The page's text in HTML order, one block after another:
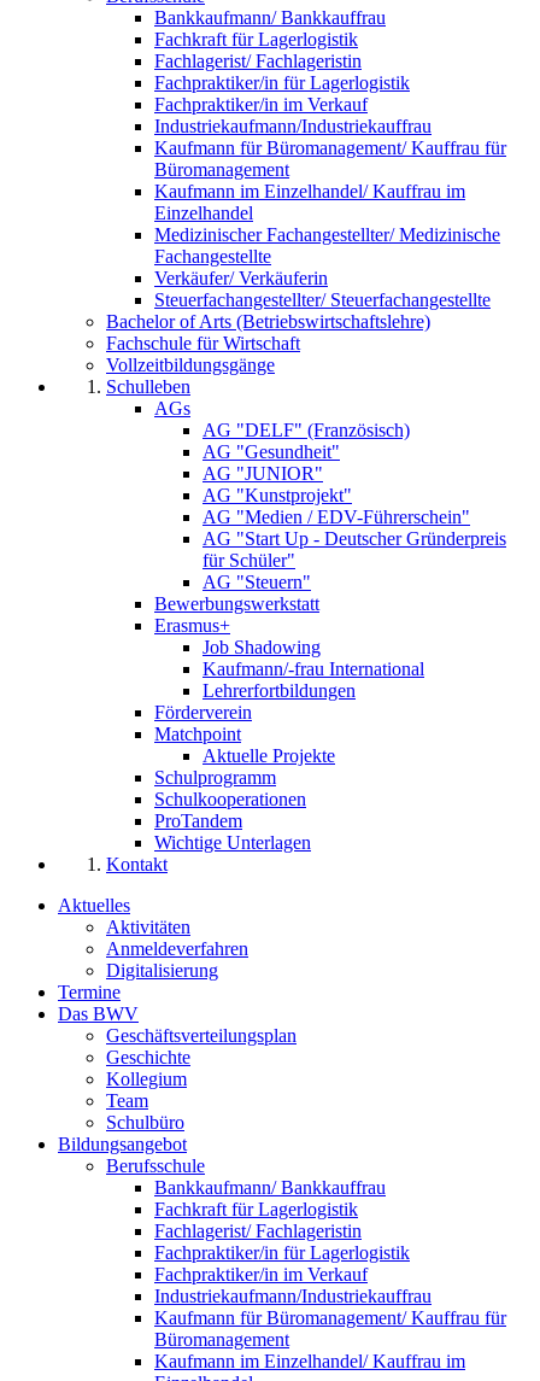
Bankkaufmann/ Bankkauffrau
Fachkraft für Lagerlogistik
Fachlagerist/ Fachlageristin
Fachpraktiker/in für Lagerlogistik
Fachpraktiker/in im Verkauf
Industriekaufmann/Industriekauffrau
Kaufmann für Büromanagement/ Kauffrau für
Büromanagement
Kaufmann im Einzelhandel/ Kauffrau im
Einzelhandel
Medizinischer Fachangestellter/ Medizinische
Fachangestellte
Verkäufer/ Verkäuferin
Steuerfachangestellter/ Steuerfachangestellte
Bachelor of Arts (Betriebswirtschaftslehre)
Fachschule für Wirtschaft
Vollzeitbildungsgänge
Schulleben
AGs
AG "DELF" (Französisch)
AG "Gesundheit"
AG "JUNIOR"
AG "Kunstprojekt"
AG "Medien / EDV-Führerschein"
AG "Start Up - Deutscher Gründerpreis
für Schüler"
AG "Steuern"
Bewerbungswerkstatt
Erasmus+
Job Shadowing
Kaufmann/-frau International
Lehrerfortbildungen
Förderverein
Matchpoint
Aktuelle Projekte
Schulprogramm
Schulkooperationen
ProTandem
Wichtige Unterlagen
Kontakt
Aktuelles
Aktivitäten
Anmeldeverfahren
Digitalisierung
Termine
Das BWV
Geschäftsverteilungsplan
Geschichte
Kollegium
Team
Schulbüro
Bildungsangebot
Berufsschule
Bankkaufmann/ Bankkauffrau
Fachkraft für Lagerlogistik
Fachlagerist/ Fachlageristin
Fachpraktiker/in für Lagerlogistik
Fachpraktiker/in im Verkauf
Industriekaufmann/Industriekauffrau
Kaufmann für Büromanagement/ Kauffrau für
Büromanagement
Kaufmann im Einzelhandel/ Kauffrau im